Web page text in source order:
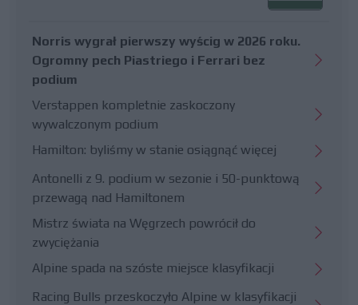
Norris wygrał pierwszy wyścig w 2026 roku.
Ogromny pech Piastriego i Ferrari bez
podium
Verstappen kompletnie zaskoczony
wywalczonym podium
Hamilton: byliśmy w stanie osiągnąć więcej
Antonelli z 9. podium w sezonie i 50-punktową
przewagą nad Hamiltonem
Mistrz świata na Węgrzech powrócił do
zwyciężania
Alpine spada na szóste miejsce klasyfikacji
Racing Bulls przeskoczyło Alpine w klasyfikacji